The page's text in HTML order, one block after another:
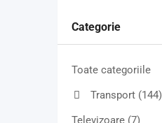
Categorie
Toate categoriile
Transport (144)
Televizoare (7)